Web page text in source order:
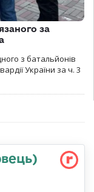
за
з батальйонів
України за ч. 3